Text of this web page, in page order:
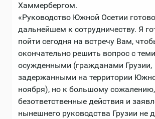
Хаммербергом.
«Руководство Южной Осетии
дальнейшем к сотрудничеству. Я
пойти сегодня на встречу Вам,
окончательно решить вопрос с теми
осужденными (гражданами Грузии,
задержанными на территории
ноября), но к большому сожалению,
безответственные действия и
нынешнего руководства Грузии не